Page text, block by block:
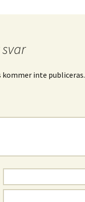
kommer inte publiceras.